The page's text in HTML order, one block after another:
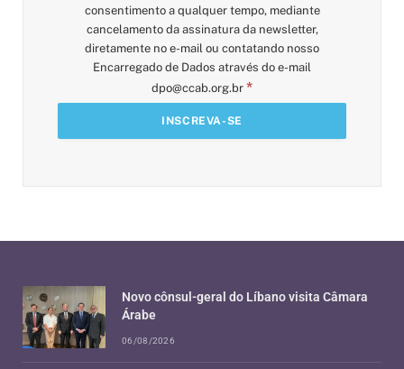
consentimento a qualquer tempo, mediante
cancelamento da assinatura da newsletter,
diretamente no e-mail ou contatando nosso
Encarregado de Dados através do e-mail
dpo@ccab.org.br *
Novo cônsul-geral do Líbano visita Câmara
Árabe
06/08/2026